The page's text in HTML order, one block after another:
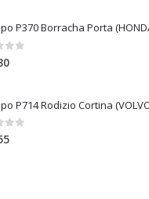
P370 Borracha Porta
of 5
P714 Rodizio Cortina
of 5